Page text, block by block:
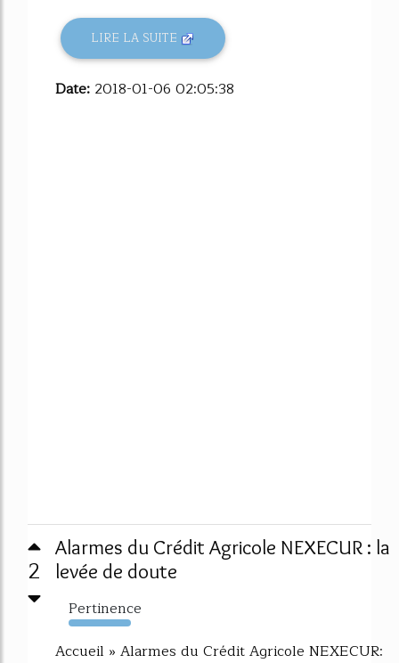
LIRE LA SUITE
Date: 2018-01-06 02:05:38
2
Alarmes du Crédit Agricole NEXECUR : la
levée de doute
Pertinence
763%
Accueil » Alarmes du Crédit Agricole NEXECUR: